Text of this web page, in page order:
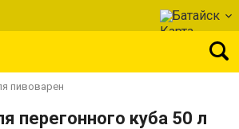
Батайск
пивоварен
перегонного куба 50 л